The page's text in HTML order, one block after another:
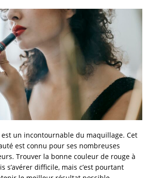
est un incontournable du maquillage. Cet
est connu pour ses nombreuses
Trouver la bonne couleur de rouge à
s’avérer difficile, mais c’est pourtant